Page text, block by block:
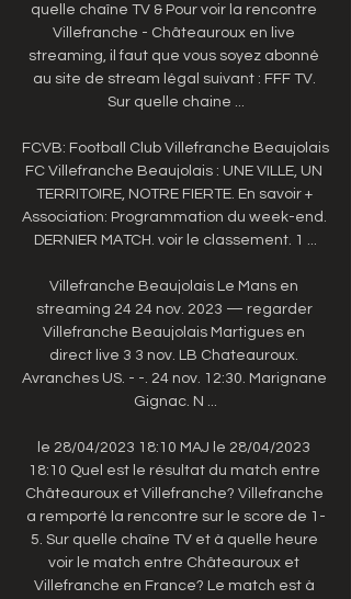
quelle chaîne TV & Pour voir la rencontre
Villefranche - Châteauroux en live
streaming, il faut que vous soyez abonné
au site de stream légal suivant : FFF TV.
Sur quelle chaine ...
FCVB: Football Club Villefranche Beaujolais
FC Villefranche Beaujolais : UNE VILLE, UN
TERRITOIRE, NOTRE FIERTE. En savoir +
Association: Programmation du week-end.
DERNIER MATCH. voir le classement. 1 ...
Villefranche Beaujolais Le Mans en
streaming 24 24 nov. 2023 — regarder
Villefranche Beaujolais Martigues en
direct live 3 3 nov. LB Chateauroux.
Avranches US. - -. 24 nov. 12:30. Marignane
Gignac. N ...
le 28/04/2023 18:10 MAJ le 28/04/2023
18:10 Quel est le résultat du match entre
Châteauroux et Villefranche? Villefranche
a remporté la rencontre sur le score de 1-
5. Sur quelle chaîne TV et à quelle heure
voir le match entre Châteauroux et
Villefranche en France? Le match est à